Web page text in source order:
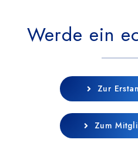
Werde ein
Zur
Zum